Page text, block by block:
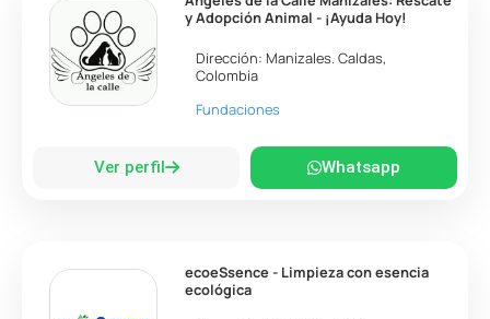
y Adopción Animal - ¡Ayuda Hoy!
Dirección: Manizales.Caldas,
Colombia
Fundaciones
Ver perfil Whatsapp
ecoeSsence - Limpieza con esencia
ecológica